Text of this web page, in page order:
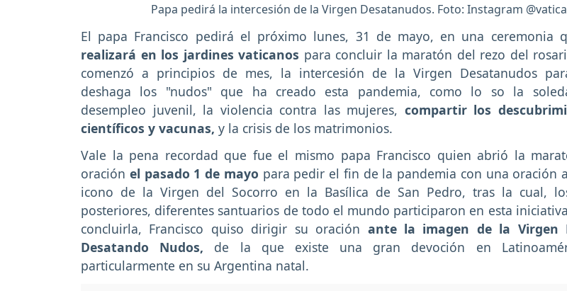
Papa pedirá la intercesión de la Virgen Desatanudos. Foto: Instagram
El papa Francisco pedirá el próximo lunes, 31 de mayo, en una ceremonia
realizará en los jardines vaticanos para concluir la maratón del rezo del
comenzó a principios de mes, la intercesión de la Virgen Desatanudos
deshaga los "nudos" que ha creado esta pandemia, como lo so la
desempleo juvenil, la violencia contra las mujeres, compartir los
científicos y vacunas, y la crisis de los matrimonios.
Vale la pena recordad que fue el mismo papa Francisco quien abrió la
oración el pasado 1 de mayo para pedir el fin de la pandemia con una oración
icono de la Virgen del Socorro en la Basílica de San Pedro, tras la cual,
posteriores, diferentes santuarios de todo el mundo participaron en esta
concluirla, Francisco quiso dirigir su oración ante la imagen de la Virgen
Desatando Nudos, de la que existe una gran devoción en
particularmente en su Argentina natal.